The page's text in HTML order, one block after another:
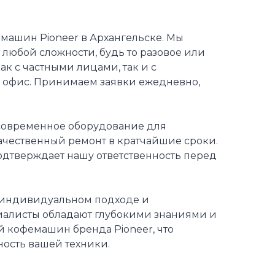
Pioneer в Архангельске. Мы
сложности, будь то разовое или
с частными лицами, так и с
Принимаем заявки ежедневно,
оборудование для
ремонт в кратчайшие сроки.
нашу ответственность перед
подходе и
обладают глубокими знаниями и
кофемашин бренда Pioneer, что
вашей техники.